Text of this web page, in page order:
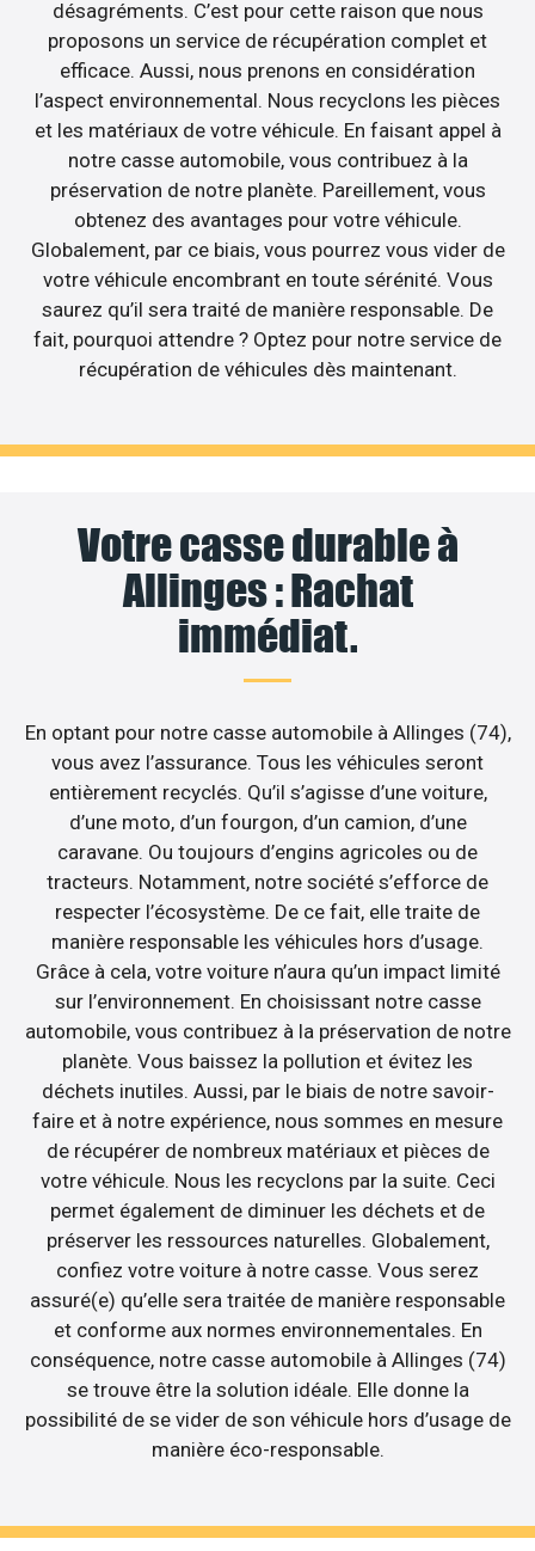
désagréments. C’est pour cette raison que nous
proposons un service de récupération complet et
efficace. Aussi, nous prenons en considération
l’aspect environnemental. Nous recyclons les pièces
et les matériaux de votre véhicule. En faisant appel à
notre casse automobile, vous contribuez à la
préservation de notre planète. Pareillement, vous
obtenez des avantages pour votre véhicule.
Globalement, par ce biais, vous pourrez vous vider de
votre véhicule encombrant en toute sérénité. Vous
saurez qu’il sera traité de manière responsable. De
fait, pourquoi attendre ? Optez pour notre service de
récupération de véhicules dès maintenant.
Votre casse durable à
Allinges : Rachat
immédiat.
En optant pour notre casse automobile à Allinges (74),
vous avez l’assurance. Tous les véhicules seront
entièrement recyclés. Qu’il s’agisse d’une voiture,
d’une moto, d’un fourgon, d’un camion, d’une
caravane. Ou toujours d’engins agricoles ou de
tracteurs. Notamment, notre société s’efforce de
respecter l’écosystème. De ce fait, elle traite de
manière responsable les véhicules hors d’usage.
Grâce à cela, votre voiture n’aura qu’un impact limité
sur l’environnement. En choisissant notre casse
automobile, vous contribuez à la préservation de notre
planète. Vous baissez la pollution et évitez les
déchets inutiles. Aussi, par le biais de notre savoir-
faire et à notre expérience, nous sommes en mesure
de récupérer de nombreux matériaux et pièces de
votre véhicule. Nous les recyclons par la suite. Ceci
permet également de diminuer les déchets et de
préserver les ressources naturelles. Globalement,
confiez votre voiture à notre casse. Vous serez
assuré(e) qu’elle sera traitée de manière responsable
et conforme aux normes environnementales. En
conséquence, notre casse automobile à Allinges (74)
se trouve être la solution idéale. Elle donne la
possibilité de se vider de son véhicule hors d’usage de
manière éco-responsable.